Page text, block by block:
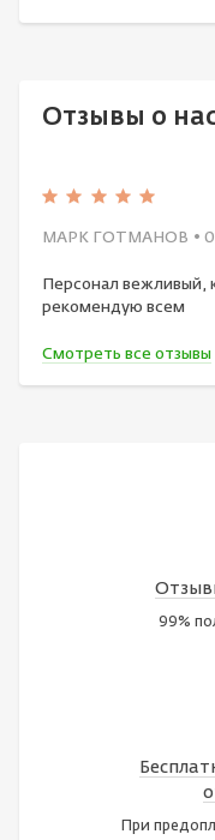
Отзывы о
МАРК ГОТМАНОВ •
Персонал вежливый,
рекомендую всем
Смотреть все отзывы
99%
При